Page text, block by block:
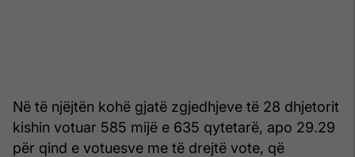
Në të njëjtën kohë gjatë zgjedhjeve të 28 dhjetorit
kishin votuar 585 mijë e 635 qytetarë, apo 29.29
për qind e votuesve me të drejtë vote, që